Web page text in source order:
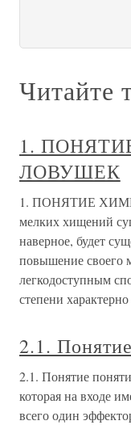
Читайте
1.
ЛОВУШЕК
1. ПОНЯТИЕ
мелких хищений
наверное, будет
повышение своего
легкодоступным
степени
2.1.
2.1. Понятие
которая на входе
всего один